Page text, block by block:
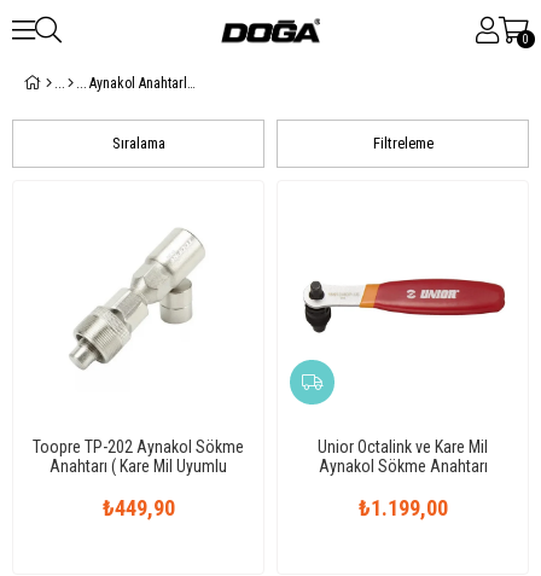
0
Aynakol Anahtarları
Filtreleme
Sıralama
Toopre TP-202 Aynakol Sökme
Anahtarı ( Kare Mil Uyumlu
₺449,90
Unior Octalink ve Kare Mil
Aynakol Sökme Anahtarı
₺1.199,00